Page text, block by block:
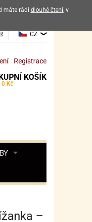
CZ
Registrace
KOŠÍK
0 Kč
–
máte rádi dlouhé čtení, v